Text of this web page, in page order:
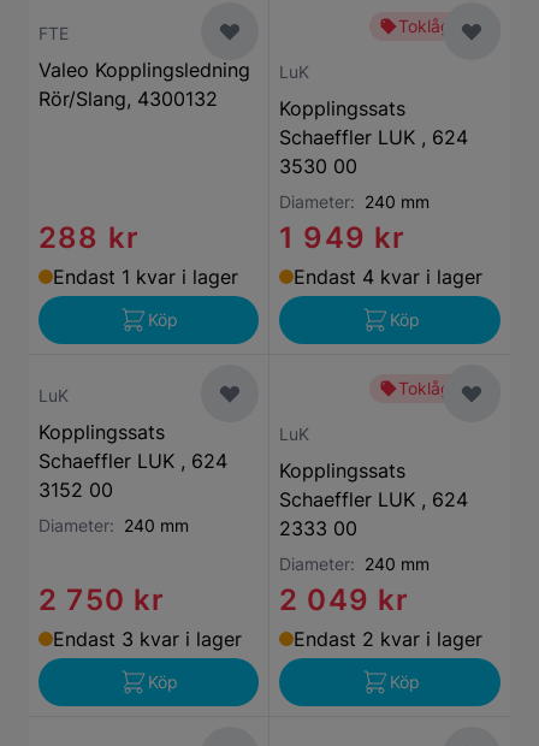
FTE
Valeo Kopplingsledning
Rör/Slang, 4300132
288 kr
Endast 1 kvar i lager
Köp
Toklågt pris
LuK
Kopplingssats
Schaeffler LUK , 624
3530 00
Diameter: 240 mm
1 949 kr
Endast 4 kvar i lager
Köp
LuK
Kopplingssats
Schaeffler LUK , 624
3152 00
Diameter: 240 mm
2 750 kr
Endast 3 kvar i lager
Köp
Toklågt pris
LuK
Kopplingssats
Schaeffler LUK , 624
2333 00
Diameter: 240 mm
2 049 kr
Endast 2 kvar i lager
Köp